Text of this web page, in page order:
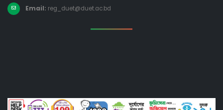
Email: reg_duet@duet.ac.bd